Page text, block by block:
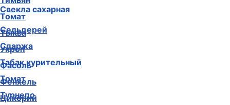
Томат
Тыква
Укроп
Фасоль
Фенхель
Цикорий
Свекла сахарная
Сельдерей
Спаржа
Табак курительный
Томат
Турнепс